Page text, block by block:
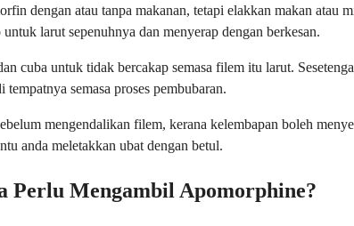
dengan atau tanpa makanan, tetapi elakkan makan
larut sepenuhnya dan menyerap dengan berkesan.
cuba untuk tidak bercakap semasa filem itu larut.
semasa proses pembubaran.
mengendalikan filem, kerana kelembapan boleh
anda meletakkan ubat dengan betul.
Perlu Mengambil Apomorphine?